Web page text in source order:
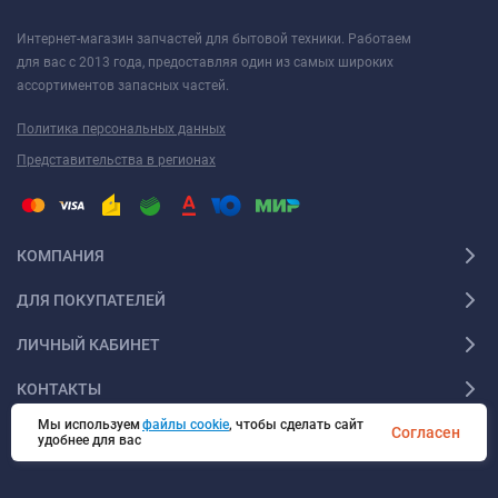
Интернет-магазин запчастей для бытовой техники. Работаем
для вас с 2013 года, предоставляя один из самых широких
ассортиментов запасных частей.
Политика персональных данных
Представительства в регионах
КОМПАНИЯ
ДЛЯ ПОКУПАТЕЛЕЙ
ЛИЧНЫЙ КАБИНЕТ
КОНТАКТЫ
Мы используемфайлы cookie, чтобы сделать сайт
удобнее для вас
Согласен